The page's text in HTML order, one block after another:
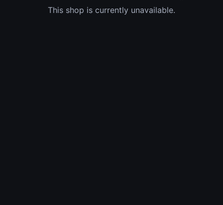
This shop is currently unavailable.